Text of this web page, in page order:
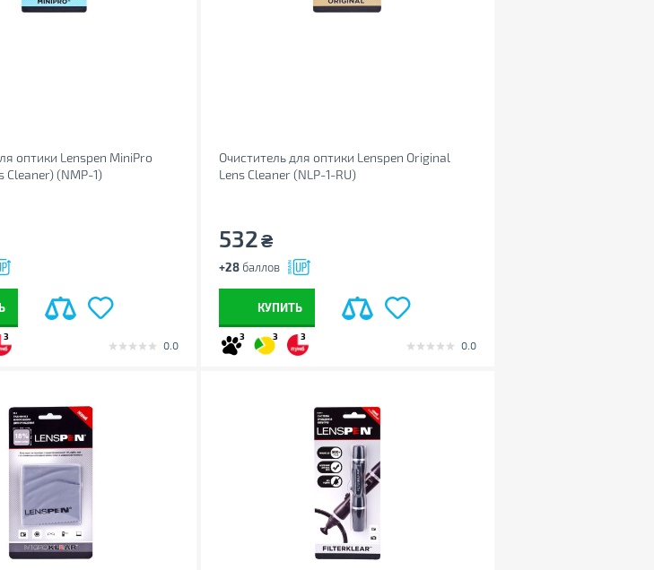
оптики Lenspen MiniPro
Cleaner) (NMP-1)
3
0.0
Очиститель для оптики Lenspen Original
Lens Cleaner (NLP-1-RU)
532₴
+28 баллов
КУПИТЬ
3 3 3
0.0